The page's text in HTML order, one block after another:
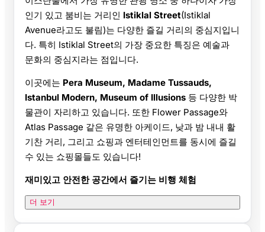
인기 있고 붐비는 거리인 Istiklal Street(Istiklal
Avenue라고도 불림)는 다양한 즐길 거리의 중심지입니
다. 특히 Istiklal Street의 가장 중요한 특징은 예술과
문화의 중심지라는 점입니다.
이곳에는 Pera Museum, Madame Tussauds,
Istanbul Modern, Museum of Illusions 등 다양한 박
물관이 자리하고 있습니다. 또한 Flower Passage와
Atlas Passage 같은 유명한 아케이드, 낮과 밤 내내 활
기찬 거리, 그리고 쇼핑과 엔터테인먼트를 동시에 즐길
수 있는 쇼핑몰들도 있습니다!
재미있고 안전한 공간에서 즐기는 비행 체험
더 보기